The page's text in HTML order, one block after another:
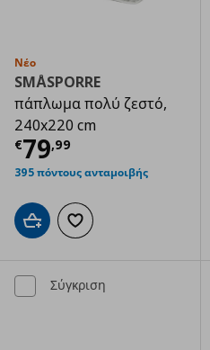
Νέο
SMÅSPORRE
πάπλωμα πολύ ζεστό,
240x220 cm
€79,99
Τρέχουσα τιμή
395 πόντους ανταμοιβής
Προσθήκη στο καλάθι
Προσθήκη στα αγαπημένα
Σύγκριση